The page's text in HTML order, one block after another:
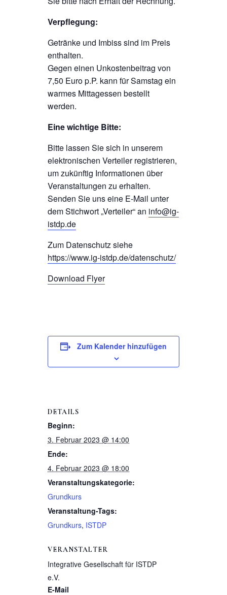
Verpflegung:
Getränke und Imbiss sind im Preis
enthalten.
Gegen einen Unkostenbeitrag von
7,50 Euro p.P. kann für Samstag ein
warmes Mittagessen bestellt
werden.
Eine wichtige Bitte:
Bitte lassen Sie sich in unserem
elektronischen Verteiler registrieren,
um zukünftig Informationen über
Veranstaltungen zu erhalten.
Senden Sie uns eine E-Mail unter
dem Stichwort „Verteiler“ an info@ig-
istdp.de
Zum Datenschutz siehe
https://www.ig-istdp.de/datenschutz/
Download Flyer
Zum Kalender hinzufügen
DETAILS
Beginn:
3. Februar 2023 @ 14:00
Ende:
4. Februar 2023 @ 18:00
Veranstaltungskategorie:
Grundkurs
Veranstaltung-Tags:
Grundkurs, ISTDP
VERANSTALTER
Integrative Gesellschaft für ISTDP
e.V.
E-Mail